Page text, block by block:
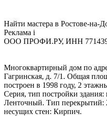
Найти мастера в Ростове-на-
Реклама i
ООО ПРОФИ.РУ, ИНН
Многоквартирный дом по
Гагринская, д. 7/1. Общая
построен в 1998 году, 2
Серия, тип постройки
Ленточный. Тип перекрытий:
несущих стен: Кирпич.